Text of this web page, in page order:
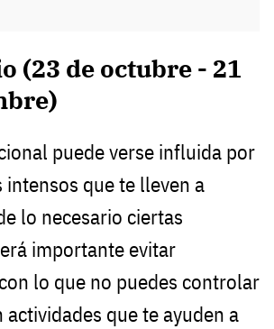
(23 de octubre - 21
puede verse influida por
intensos que te lleven a
lo necesario ciertas
importante evitar
lo que no puedes controlar
actividades que te ayuden a